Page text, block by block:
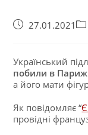
27.01.2021
Український
побили в
а його мати
Як повідомляє “
провідні